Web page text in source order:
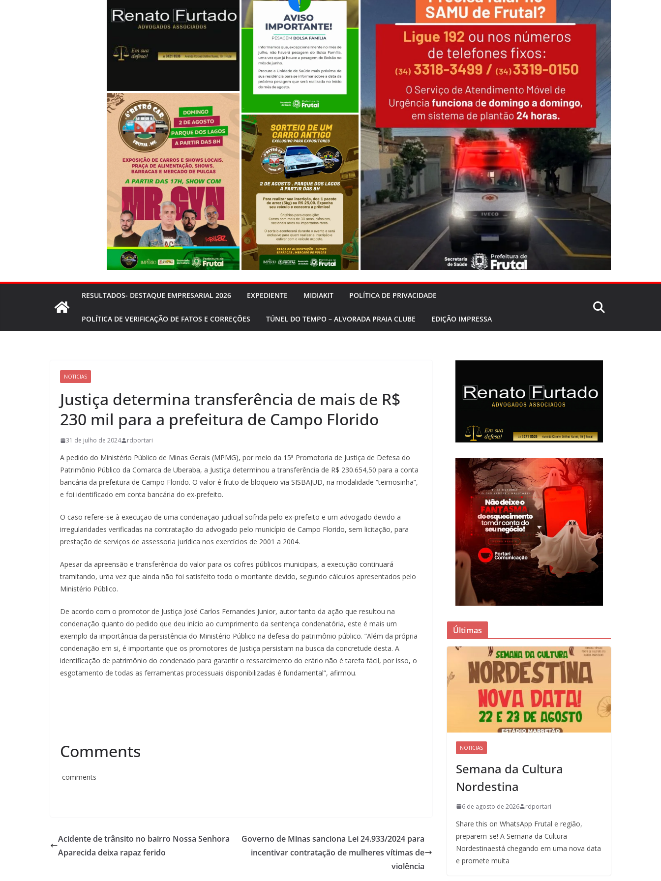
RESULTADOS- DESTAQUE EMPRESARIAL 2026 EXPEDIENTE MIDIAKIT POLÍTICA DE PRIVACIDADE
POLÍTICA DE VERIFICAÇÃO DE FATOS E CORREÇÕES TÚNEL DO TEMPO – ALVORADA PRAIA CLUBE EDIÇÃO IMPRESSA
NOTICIAS
Justiça determina transferência de mais de R$
230 mil para a prefeitura de Campo Florido
31 de julho de 2024 rdportari
A pedido do Ministério Público de Minas Gerais (MPMG), por meio da 15ª Promotoria de Justiça de Defesa do
Patrimônio Público da Comarca de Uberaba, a Justiça determinou a transferência de R$ 230.654,50 para a conta
bancária da prefeitura de Campo Florido. O valor é fruto de bloqueio via SISBAJUD, na modalidade “teimosinha”,
e foi identificado em conta bancária do ex-prefeito.
O caso refere-se à execução de uma condenação judicial sofrida pelo ex-prefeito e um advogado devido a
irregularidades verificadas na contratação do advogado pelo município de Campo Florido, sem licitação, para
prestação de serviços de assessoria jurídica nos exercícios de 2001 a 2004.
Apesar da apreensão e transferência do valor para os cofres públicos municipais, a execução continuará
tramitando, uma vez que ainda não foi satisfeito todo o montante devido, segundo cálculos apresentados pelo
Ministério Público.
De acordo com o promotor de Justiça José Carlos Fernandes Junior, autor tanto da ação que resultou na
condenação quanto do pedido que deu início ao cumprimento da sentença condenatória, este é mais um
exemplo da importância da persistência do Ministério Público na defesa do patrimônio público. “Além da própria
condenação em si, é importante que os promotores de Justiça persistam na busca da concretude desta. A
identificação de patrimônio do condenado para garantir o ressarcimento do erário não é tarefa fácil, por isso, o
esgotamento de todas as ferramentas processuais disponibilizadas é fundamental”, afirmou.
Comments
comments
Acidente de trânsito no bairro Nossa Senhora
Aparecida deixa rapaz ferido
Governo de Minas sanciona Lei 24.933/2024 para
incentivar contratação de mulheres vítimas de
violência
Últimas
NOTICIAS
Semana da Cultura
Nordestina
6 de agosto de 2026 rdportari
Share this on WhatsApp Frutal e região,
preparem-se! A Semana da Cultura
Nordestinaestá chegando em uma nova data
e promete muita